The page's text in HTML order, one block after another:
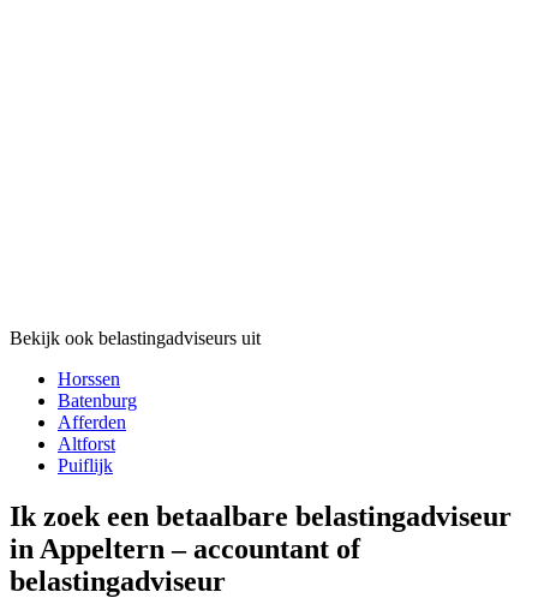
Bekijk ook belastingadviseurs uit
Horssen
Batenburg
Afferden
Altforst
Puiflijk
Ik zoek een betaalbare belastingadviseur
in Appeltern – accountant of
belastingadviseur